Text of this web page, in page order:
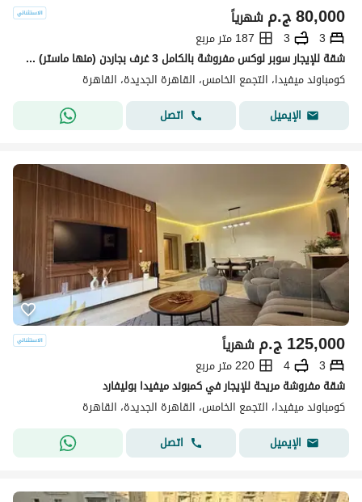
ج.م80,000 شهرياً
3
3
187 متر مربع
شقة للإيجار سوبر لوكس مفروشة بالكامل 3 غرف بجاردن (منها ماستر) في ميفيدا التجمع الخامس Mivida New Cairo 5th Settlement
كومباوند ميفيدا، التجمع الخامس، القاهرة الجديدة، القاهرة
الإيميل
اتصل
ج.م125,000 شهرياً
3
4
220 متر مربع
شقة مفروشة مريحة للإيجار في كمبوند ميفيدا بوليفارد
كومباوند ميفيدا، التجمع الخامس، القاهرة الجديدة، القاهرة
الإيميل
اتصل